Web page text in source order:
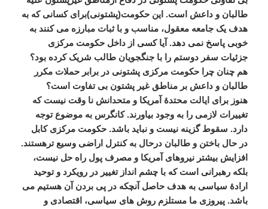
طالبان و داعش است. این حکومت(پشتونی)برای کسانی که به
هدف یک جامعه معقول، مناسب و با ثبات مبارزه می کنند به
خوبی پاسخ نمی دهد. آیا کسی از داخل حکومت مرکزی
جزئیات سفر دوستم را با جنگجویان طالب شریک کرده بود؟
هم چنان چرا حکومت مرکزی پشتونی در برابر حملات مکرر
طالبان و داعش بر مناطق غیر پشتون بی تفاوت است؟
هنوز برای ایالت محتدۀ آمریکا و متحدانش نا وقت نیست که
تغییرات لازمی را به وجود بیاورند.کانگرس به موضوع توجه
دارد. سقوط گزینه نیست و نباید باشد.حکومت مرکزی کابل
در حال باختن و طالبان درحال به کنترل اراضی وسیع ترهستند.
افزایش بیشتر نیروهای آمریکا و مصرف پول راه حل نیست،
بلکه رهبرانی است که با چشم انداز تغییر در رویکرد و توحید
ارادۀ سیاسی به هدف حاصل آنچکه در پی بردن آن هستیم می
باشد.پیروزی ما مستلزم روش های سیاسی، اقتصادی و